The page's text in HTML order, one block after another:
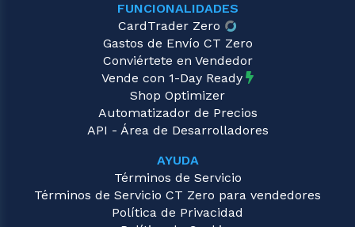
FUNCIONALIDADES
CardTrader Zero
Gastos de Envío CT Zero
Conviértete en Vendedor
Vende con 1-Day Ready
Shop Optimizer
Automatizador de Precios
API - Área de Desarrolladores
AYUDA
Términos de Servicio
Términos de Servicio CT Zero para vendedores
Política de Privacidad